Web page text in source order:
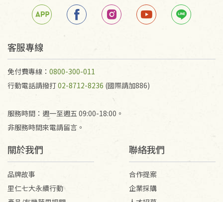
若未保持原包裝方式或未使用原箱退回，導致書籍有
任何折損、磨損、污損或凹角，將不接受退貨，也不
不接受退貨之手抄稿，為敬重法寶故，里仁網購無法
代為結緣處理等。 若需將手抄稿寄還給消費者，因而
產生的運費100元/箱將由消費者負擔。
客服專線
免付費專線： 0800-300-011
行動電話請撥打02-8712-8236 (國際請加886)
服務時間：週一至週五 09:00-18:00。
非服務時間來電請留言。
關於我們
品牌故事
里仁七大永續行動
聯絡我們
合作提案
企業採購